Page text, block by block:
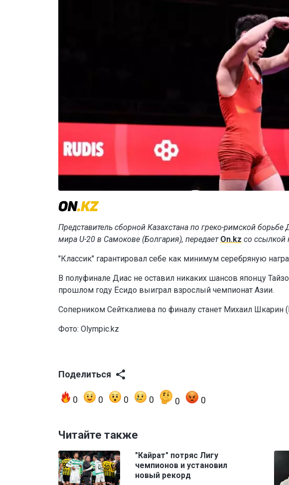
Представитель сборной Казахстана по греко-римской
мира U-20 в Самокове (Болгария), передает On.kz со ссылкой
"Классик" гарантировал себе как минимум серебряную
В полуфинале Диас не оставил никаких шансов японцу
прошлом году Ёсидо выиграл взрослый чемпионат Азии.
Соперником Сейткалиева по финалу станет Михаил Шкарин
Фото: Olympic.kz
Поделиться
0 0 0 0 0 0
Читайте также
"Кайрат" потряс Лигу
чемпионов и установил
новый рекорд